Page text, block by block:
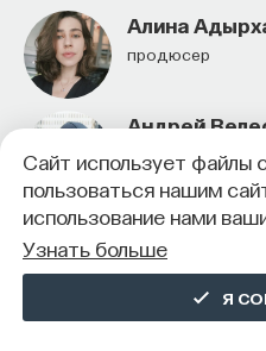
Алина
продюсер
Андрей
Редактор
412
Сайт использует файлы
пользоваться нашим
использование нами
Узнать больше
Я